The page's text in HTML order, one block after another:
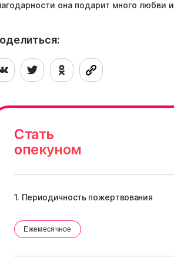
она подарит много любви и
и стеснительную Плюшку —
анкету
Стать
опекуном
1. Периодичность пожертвования
Ежемесячное